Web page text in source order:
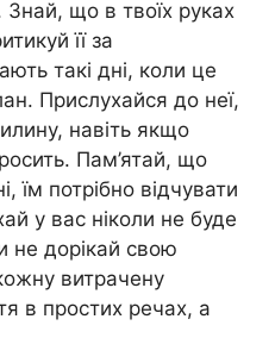
що в твоїх руках
її за
такі дні, коли це
Прислухайся до неї,
навіть якщо
Пам’ятай, що
їм потрібно відчувати
у вас ніколи не буде
не дорікай свою
витрачену
в простих речах, а